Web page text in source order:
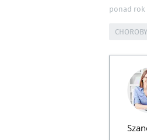
ponad rok